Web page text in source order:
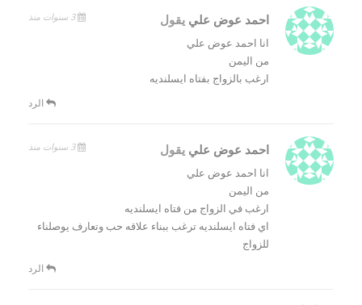
احمد عوض علي يقول 3 سنوات منذ
انا احمد عوض علي
من اليمن
ارغب بالزواج بفتاه ايسلنديه
الرد
احمد عوض علي يقول 3 سنوات منذ
انا احمد عوض علي
من اليمن
ارغب في الزواج من فتاه ايسلنديه
اي فتاه ايسلنديه ترغب ببناء علاقه حب وتعارف يوصلناء
للزواج
الرد